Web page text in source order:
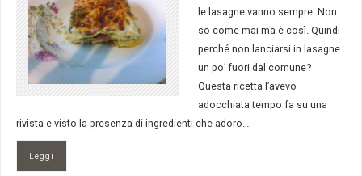
le lasagne vanno sempre. Non
so come mai ma è così. Quindi
perché non lanciarsi in lasagne
un po’ fuori dal comune?
Questa ricetta l’avevo
adocchiata tempo fa su una
rivista e visto la presenza di ingredienti che adoro…
Leggi